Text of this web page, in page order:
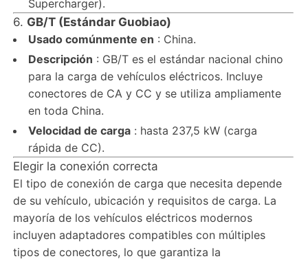
Supercharger).
6. GB/T (Estándar Guobiao)
Usado comúnmente en : China.
Descripción : GB/T es el estándar nacional chino
para la carga de vehículos eléctricos. Incluye
conectores de CA y CC y se utiliza ampliamente
en toda China.
Velocidad de carga: hasta 237,5 kW (carga
rápida de CC).
Elegir la conexión correcta
El tipo de conexión de carga que necesita depende
de su vehículo, ubicación y requisitos de carga. La
mayoría de los vehículos eléctricos modernos
incluyen adaptadores compatibles con múltiples
tipos de conectores, lo que garantiza la